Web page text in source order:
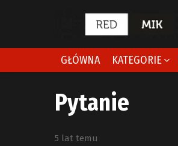
GŁÓWNA KATEGORIE
Pytanie
5 lat temu